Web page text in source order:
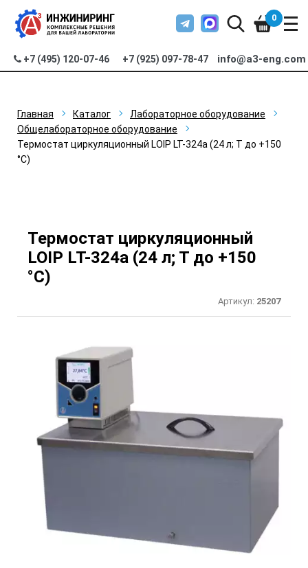
+7 (495) 120-07-46 +7 (925) 097-78-47 info@a3-eng.com
0
Главная Каталог
Лабораторное оборудование
Общелабораторное оборудование
Термостат циркуляционный LOIP LT-324a (24 л; Т до +150
°С)
Термостат циркуляционный
LOIP LT-324a (24 л; Т до +150
°С)
Артикул: 25207